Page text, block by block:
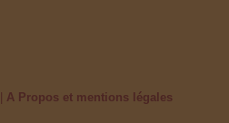
| A Propos et mentions légales